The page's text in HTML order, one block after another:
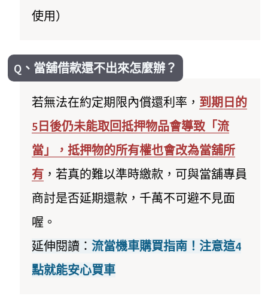
使用）
Q、當舖借款還不出來怎麼辦？
若無法在約定期限內償還利率， 到期日的
5日後仍未能取回抵押物品會導致「流
當」，抵押物的所有權也會改為當舖所
有 ，若真的難以準時繳款，可與當舖專員
商討是否延期還款，千萬不可避不見面
喔。
延伸閱讀： 流當機車購買指南！注意這4
點就能安心買車